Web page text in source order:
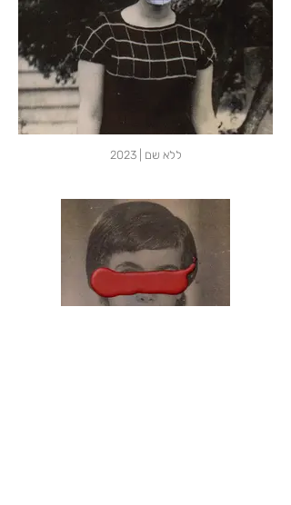
ללא שם | 2023